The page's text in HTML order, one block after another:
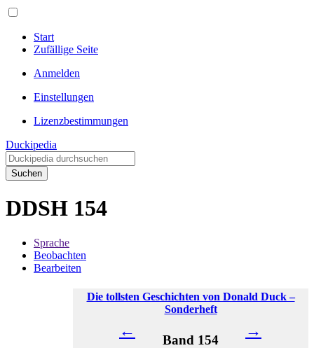
Start
Zufällige Seite
Anmelden
Einstellungen
Lizenzbestimmungen
Duckipedia
Suchen
DDSH 154
Sprache
Beobachten
Bearbeiten
Die tollsten Geschichten von Donald Duck –
Sonderheft
←
Band 154
→